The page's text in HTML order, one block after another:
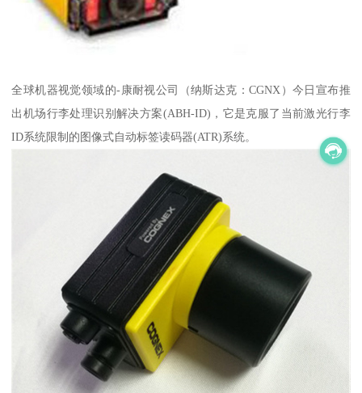
全球机器视觉领域的-康耐视公司（纳斯达克：CGNX）今日宣布推
出机场行李处理识别解决方案(ABH-ID)，它是克服了当前激光行李
ID系统限制的图像式自动标签读码器(ATR)系统。